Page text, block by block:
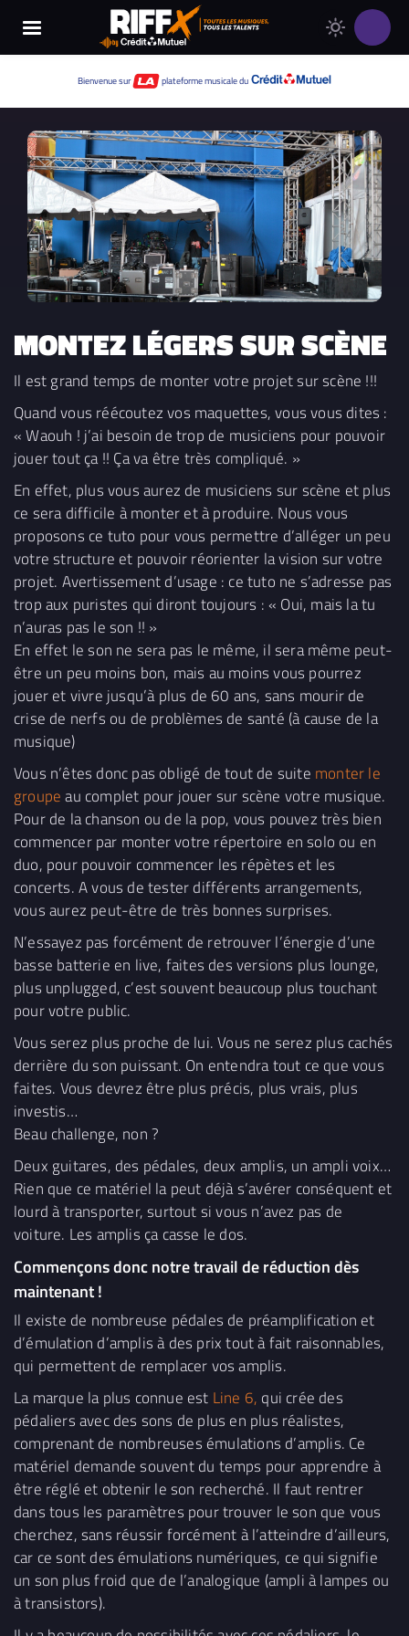
Bienvenue sur plateforme musicale du
Changer
de
RIFFX
Thème
clair
MONTEZ LÉGERS SUR SCÈNE
Il est grand temps de monter votre projet sur scène !!!
Quand vous réécoutez vos maquettes, vous vous dites :
« Waouh ! j’ai besoin de trop de musiciens pour pouvoir
jouer tout ça !! Ça va être très compliqué. »
En effet, plus vous aurez de musiciens sur scène et plus
ce sera difficile à monter et à produire. Nous vous
proposons ce tuto pour vous permettre d’alléger un peu
votre structure et pouvoir réorienter la vision sur votre
projet. Avertissement d’usage : ce tuto ne s’adresse pas
trop aux puristes qui diront toujours : « Oui, mais la tu
n’auras pas le son !! »
En effet le son ne sera pas le même, il sera même peut-
être un peu moins bon, mais au moins vous pourrez
jouer et vivre jusqu’à plus de 60 ans, sans mourir de
crise de nerfs ou de problèmes de santé (à cause de la
musique)
Vous n’êtes donc pas obligé de tout de suite monter le
groupe au complet pour jouer sur scène votre musique.
Pour de la chanson ou de la pop, vous pouvez très bien
commencer par monter votre répertoire en solo ou en
duo, pour pouvoir commencer les répètes et les
concerts. A vous de tester différents arrangements,
vous aurez peut-être de très bonnes surprises.
N’essayez pas forcément de retrouver l’énergie d’une
basse batterie en live, faites des versions plus lounge,
plus unplugged, c’est souvent beaucoup plus touchant
pour votre public.
Vous serez plus proche de lui. Vous ne serez plus cachés
derrière du son puissant. On entendra tout ce que vous
faites. Vous devrez être plus précis, plus vrais, plus
investis…
Beau challenge, non ?
Deux guitares, des pédales, deux amplis, un ampli voix…
Rien que ce matériel la peut déjà s’avérer conséquent et
lourd à transporter, surtout si vous n’avez pas de
voiture. Les amplis ça casse le dos.
Commençons donc notre travail de réduction dès
maintenant !
Il existe de nombreuse pédales de préamplification et
d’émulation d’amplis à des prix tout à fait raisonnables,
qui permettent de remplacer vos amplis.
La marque la plus connue est Line 6, qui crée des
pédaliers avec des sons de plus en plus réalistes,
comprenant de nombreuses émulations d’amplis. Ce
matériel demande souvent du temps pour apprendre à
être réglé et obtenir le son recherché. Il faut rentrer
dans tous les paramètres pour trouver le son que vous
cherchez, sans réussir forcément à l’atteindre d’ailleurs,
car ce sont des émulations numériques, ce qui signifie
un son plus froid que de l’analogique (ampli à lampes ou
à transistors).